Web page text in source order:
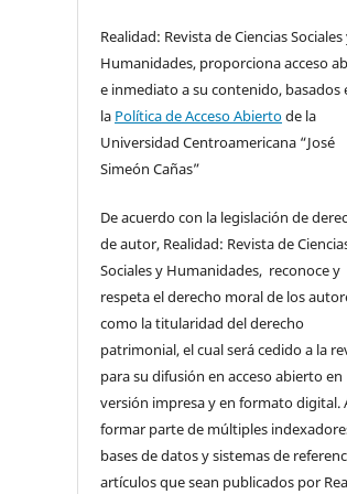
Realidad: Revista de Ciencias Sociales
Humanidades, proporciona acceso
e inmediato a su contenido, basados
la Política de Acceso Abiertode la
Universidad Centroamericana “José
Simeón Cañas”
De acuerdo con la legislación de
de autor, Realidad: Revista de
Sociales y Humanidades, reconoce y
respeta el derecho moral de los
como la titularidad del derecho
patrimonial, el cual será cedido a la
para su difusión en acceso abierto en
versión impresa y en formato digital.
formar parte de múltiples
bases de datos y sistemas de
artículos que sean publicados por